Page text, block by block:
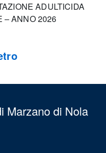
ADULTICIDA
– ANNO 2026
Marzano di Nola